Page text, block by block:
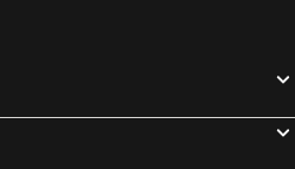
Barcelona, Catalunha Hotéis